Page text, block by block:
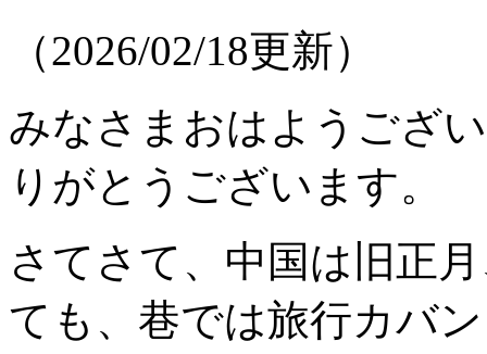
（2026/02/18更新）
みなさまおはようござ
りがとうございます。
さてさて、中国は旧正
ても、巷では旅行カバ